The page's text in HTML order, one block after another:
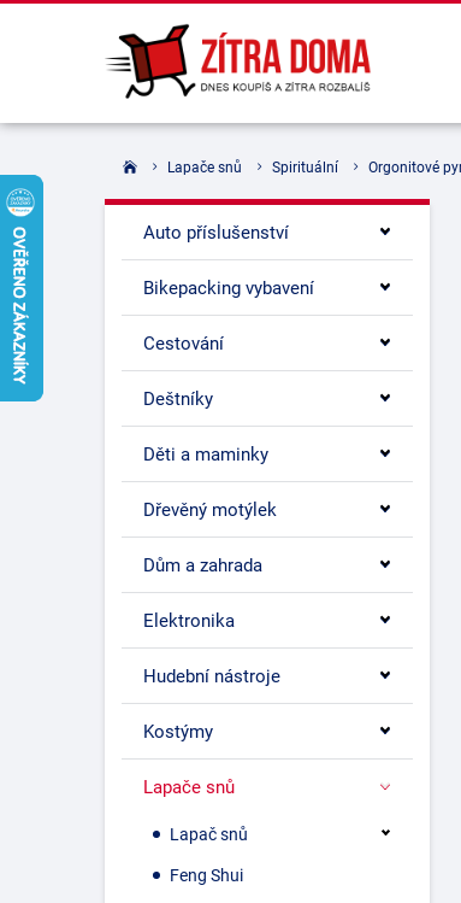
Lapače snů Spirituální Orgonitové
Auto příslušenství
Bikepacking vybavení
Cestování
Deštníky
Děti a maminky
Dřevěný motýlek
Dům a zahrada
Elektronika
Hudební nástroje
Kostýmy
Lapače snů
Lapač snů
Feng Shui